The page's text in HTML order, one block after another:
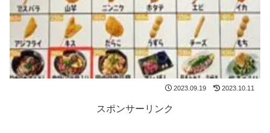
2023.09.19 2023.10.11
スポンサーリンク